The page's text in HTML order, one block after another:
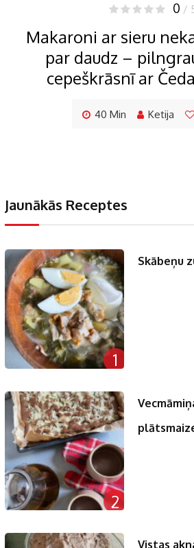
0 /
Makaroni ar sieru
par daudz –
cepeškrāsnī ar
40 Min Ketija
Jaunākās Receptes
1
Skābeņu
2
Vistas